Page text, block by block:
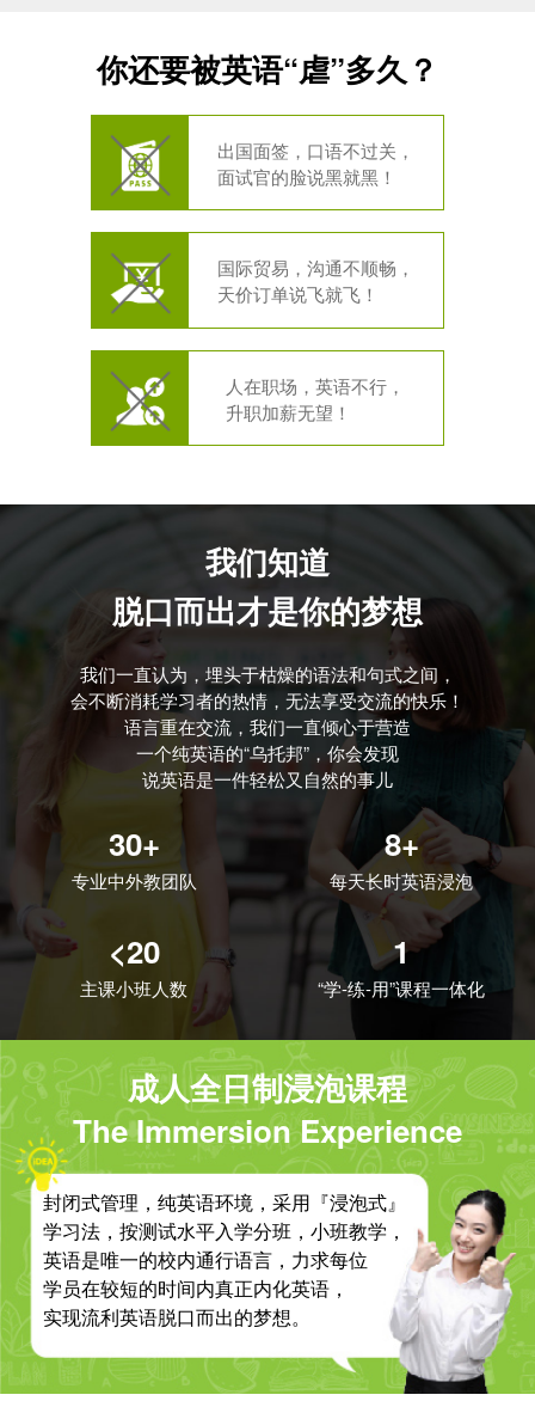
你还要被英语“虐”多久？
出国面签，口语不过关，
面试官的脸说黑就黑！
国际贸易，沟通不顺畅，
天价订单说飞就飞！
人在职场，英语不行，
升职加薪无望！
我们知道
脱口而出才是你的梦想
我们一直认为，埋头于枯燥的语法和句式之间，
会不断消耗学习者的热情，无法享受交流的快乐！
语言重在交流，我们一直倾心于营造
一个纯英语的“乌托邦”，你会发现
说英语是一件轻松又自然的事儿
30+
专业中外教团队
8+
每天长时英语浸泡
<20
主课小班人数
1
“学-练-用”课程一体化
成人全日制浸泡课程
The Immersion Experience
封闭式管理，纯英语环境，采用『浸泡式』
学习法，按测试水平入学分班，小班教学，
英语是唯一的校内通行语言，力求每位
学员在较短的时间内真正内化英语，
实现流利英语脱口而出的梦想。